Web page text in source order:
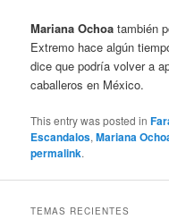
Mariana Ochoa también
Extremo hace algún
dice que podría volver a
caballeros en México.
This entry was posted in
Escandalos,Mariana
permalink.
TEMAS RECIENTES